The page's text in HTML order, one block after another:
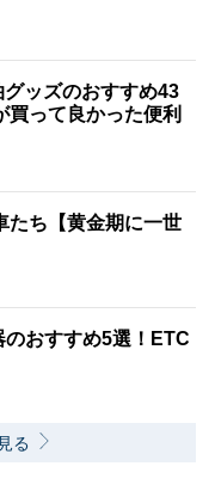
グッズのおすすめ43
買って良かった便利
たち【黄金期に一世
のおすすめ5選！ETC
る